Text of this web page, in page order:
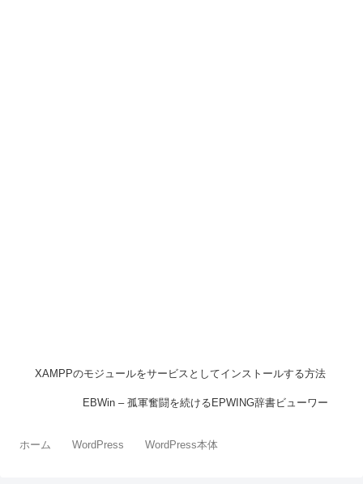
XAMPPのモジュールをサービスとしてインストールする方法
EBWin – 孤軍奮闘を続けるEPWING辞書ビューワー
ホーム WordPress WordPress本体